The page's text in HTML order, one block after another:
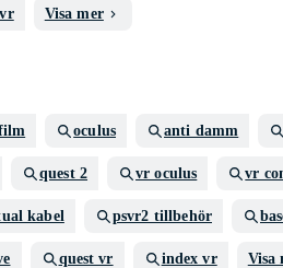
Visa mer
oculus anti damm
quest 2 vr oculus vr
kabel psvr2 tillbehör
quest vr index vr Visa